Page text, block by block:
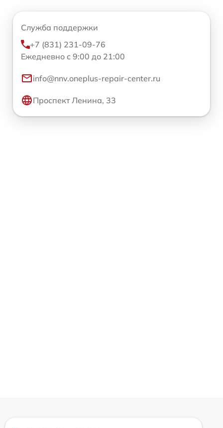
Служба поддержки
+7 (831) 231-09-76
Ежедневно с 9:00 до 21:00
info@nnv.oneplus-repair-center.ru
Проспект Ленина, 33